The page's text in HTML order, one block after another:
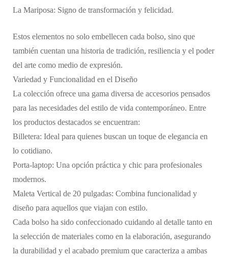
La Mariposa: Signo de transformación y felicidad.
Estos elementos no solo embellecen cada bolso, sino que
también cuentan una historia de tradición, resiliencia y el poder
del arte como medio de expresión.
Variedad y Funcionalidad en el Diseño
La colección ofrece una gama diversa de accesorios pensados
para las necesidades del estilo de vida contemporáneo. Entre
los productos destacados se encuentran:
Billetera: Ideal para quienes buscan un toque de elegancia en
lo cotidiano.
Porta-laptop: Una opción práctica y chic para profesionales
modernos.
Maleta Vertical de 20 pulgadas: Combina funcionalidad y
diseño para aquellos que viajan con estilo.
Cada bolso ha sido confeccionado cuidando al detalle tanto en
la selección de materiales como en la elaboración, asegurando
la durabilidad y el acabado premium que caracteriza a ambas